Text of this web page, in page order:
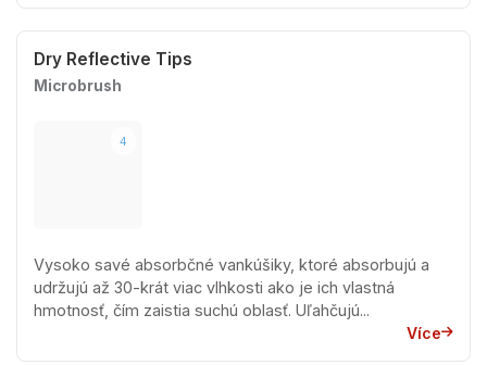
Dry Reflective Tips
Microbrush
4
Vysoko savé absorbčné vankúšiky, ktoré absorbujú a
udržujú až 30-krát viac vlhkosti ako je ich vlastná
hmotnosť, čím zaistia suchú oblasť. Uľahčujú...
Více